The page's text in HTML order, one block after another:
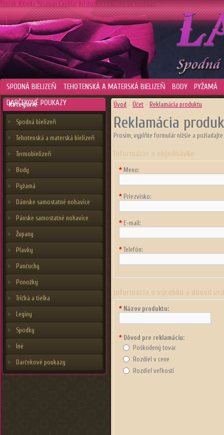
Toprak Altında Yaşayan Canlılar Aristoteles Eserleri ve Buluşları
SPODNÁ BIELIZEŇ TEHOTENSKÁ A MATERSKÁ BIELIZEŇ BODY
PYŽAMÁ
DARČEKOVÉ POUKAZY
Kategórie
Spodná bielizeň
Tehotenská a materská bielizeň
Termobielizeň
Body
Pyžamá
Dámske samostatné nohavice
Pánske samostatné nohavice
Župany
Plavky
Pančuchy
Ponožky
Tričká a tielka
Legíny
Spodky
Iné
Darčekové poukazy
Úvod » Účet » Reklamácia produktu
Reklamácia
Prosím, vyplňte formulár nižšie a
Informácie o objednávke
* Meno:
* Priezvisko:
* E-mail:
* Telefón:
Informácia o výrobku a dôvod
* Názov produktu:
* Dôvod pre reklamáciu:
Poškodený tovar
Rozdiel v cene
Rozdiel veľkosti